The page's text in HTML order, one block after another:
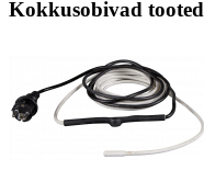
Kokkusobivad tooted